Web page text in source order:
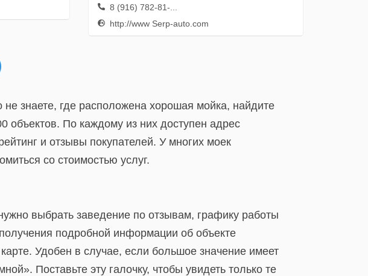
8 (916) 782-81-...
http://www Serp-auto.com
знаете, где расположена хорошая мойка, найдите
По каждому из них доступен адрес
и отзывы покупателей. У многих моек
со стоимостью услуг.
выбрать заведение по отзывам, графику работы
подробной информации об объекте
Удобен в случае, если большое значение имеет
Поставьте эту галочку, чтобы увидеть только те